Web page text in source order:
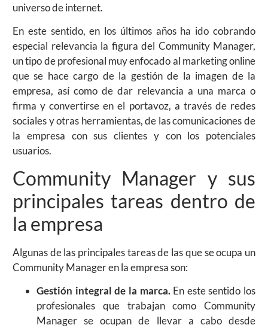
universo de internet.
En este sentido, en los últimos años ha ido cobrando
especial relevancia la figura del Community Manager,
un tipo de profesional muy enfocado al marketing online
que se hace cargo de la gestión de la imagen de la
empresa, así como de dar relevancia a una marca o
firma y convertirse en el portavoz, a través de redes
sociales y otras herramientas, de las comunicaciones de
la empresa con sus clientes y con los potenciales
usuarios.
Community Manager y sus
principales tareas dentro de
la empresa
Algunas de las principales tareas de las que se ocupa un
Community Manager en la empresa son:
Gestión integral de la marca.En este sentido los
profesionales que trabajan como Community
Manager se ocupan de llevar a cabo desde